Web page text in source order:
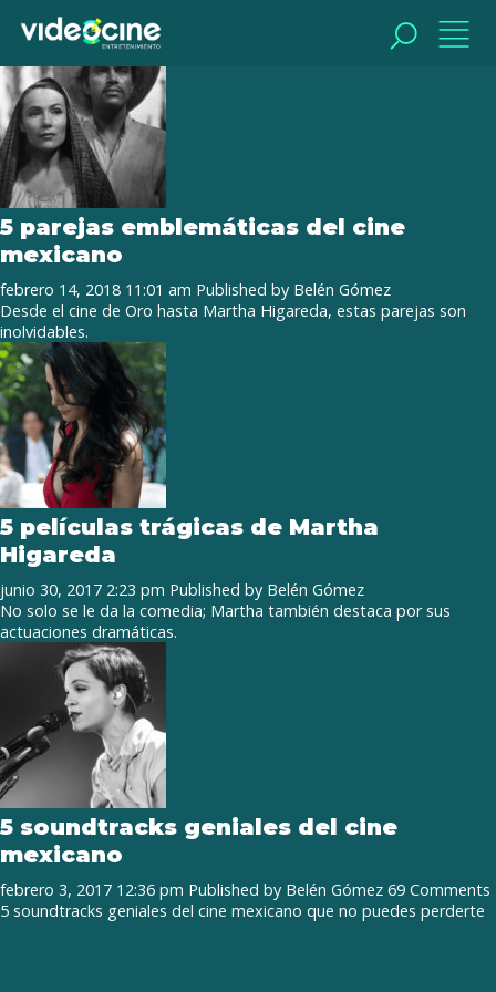
Tag Archive: amar te duele
5 parejas emblemáticas del cine
mexicano
febrero 14, 2018 11:01 am Published by Belén Gómez
Desde el cine de Oro hasta Martha Higareda, estas parejas son
inolvidables.
5 películas trágicas de Martha
Higareda
junio 30, 2017 2:23 pm Published by Belén Gómez
No solo se le da la comedia; Martha también destaca por sus
actuaciones dramáticas.
5 soundtracks geniales del cine
mexicano
febrero 3, 2017 12:36 pm Published by Belén Gómez 69 Comments
5 soundtracks geniales del cine mexicano que no puedes perderte